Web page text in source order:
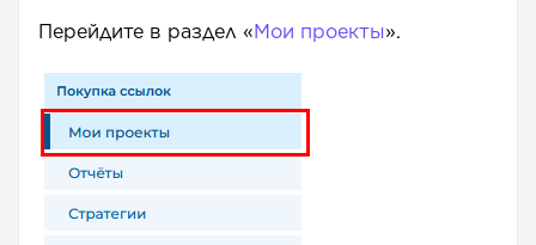
Перейдите в раздел «Мои проекты».